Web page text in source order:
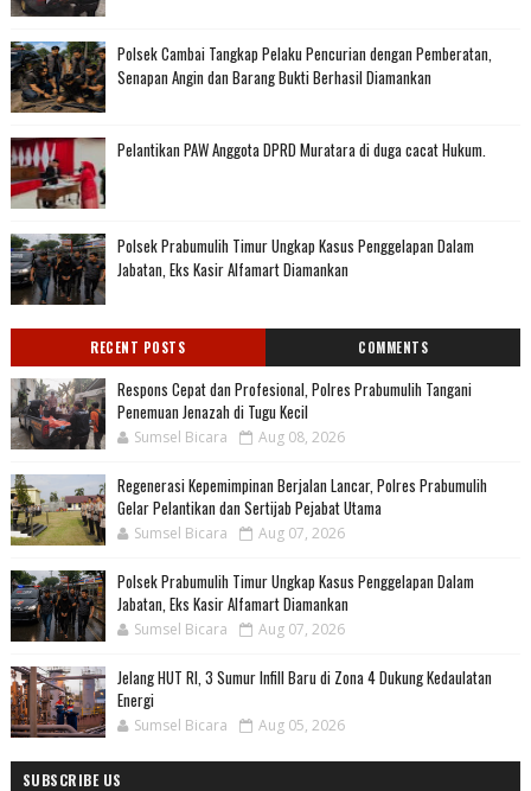
Polsek Cambai Tangkap Pelaku Pencurian dengan Pemberatan,
Senapan Angin dan Barang Bukti Berhasil Diamankan
Pelantikan PAW Anggota DPRD Muratara di duga cacat Hukum.
Polsek Prabumulih Timur Ungkap Kasus Penggelapan Dalam
Jabatan, Eks Kasir Alfamart Diamankan
RECENT POSTS COMMENTS
Respons Cepat dan Profesional, Polres Prabumulih Tangani
Penemuan Jenazah di Tugu Kecil
Sumsel Bicara Aug 08, 2026
Regenerasi Kepemimpinan Berjalan Lancar, Polres Prabumulih
Gelar Pelantikan dan Sertijab Pejabat Utama
Sumsel Bicara Aug 07, 2026
Polsek Prabumulih Timur Ungkap Kasus Penggelapan Dalam
Jabatan, Eks Kasir Alfamart Diamankan
Sumsel Bicara Aug 07, 2026
Jelang HUT RI, 3 Sumur Infill Baru di Zona 4 Dukung Kedaulatan
Energi
Sumsel Bicara Aug 05, 2026
SUBSCRIBE US